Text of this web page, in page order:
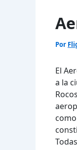
Por
El
a la